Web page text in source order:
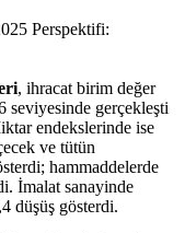
, ihracat birim değer
seviyesinde gerçekleşti
endekslerinde ise
ve tütün
hammaddelerde
İmalat sanayinde
düşüş gösterdi.